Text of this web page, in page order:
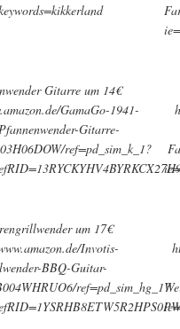
Gitarre um 14€
GamaGo-1941-
Gitarre-
ref=pd_sim_k_1?
um 17€
Invotis-
BBQ-Guitar-
ref=pd_sim_hg_1?